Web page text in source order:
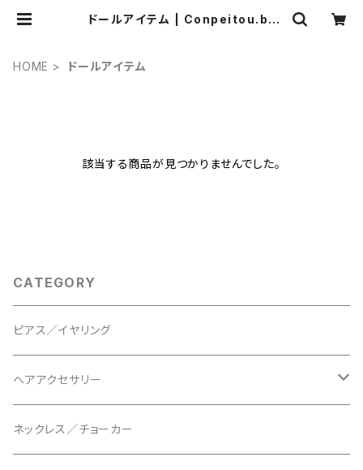
ドールアイテム | Conpeitou.by
HOME ドールアイテム
該当する商品が見つかりませんでした。
CATEGORY
ピアス／イヤリング
ヘアアクセサリー
天使の羽クリップ
ネックレス／チョーカー